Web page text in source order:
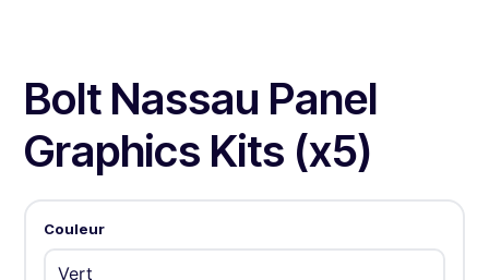
Bolt Nassau Panel
Graphics Kits (x5)
Couleur